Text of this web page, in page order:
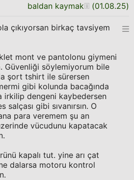
baldan kaymak (01.08.25)
çıkıyorsan birkaç tavsiyem
mont ve pantolonu giymeni
Güvenliği söylemiyorum bile
şort tshirt ile sürersen
gibi kolunda bacağında
irkilip dengeni kaybedersen
salçası gibi sıvanırsın. O
para veremem şu an
vücudunu kapatacak
kapalı tut. yine arı çat
dalarsa motoru kontrol